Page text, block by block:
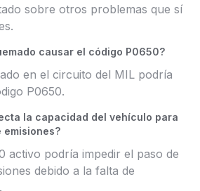
sobre otros problemas que sí
causar el código P0650?
en el circuito del MIL podría
P0650.
la capacidad del vehículo para
emisiones?
activo podría impedir el paso de
debido a la falta de